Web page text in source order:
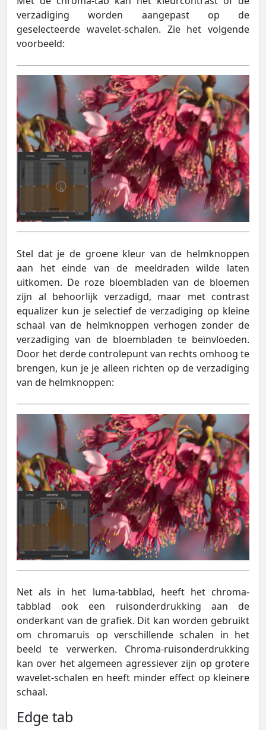
verzadiging worden aangepast op de
geselecteerde wavelet-schalen. Zie het volgende
voorbeeld:
Stel dat je de groene kleur van de helmknoppen
aan het einde van de meeldraden wilde laten
uitkomen. De roze bloembladen van de bloemen
zijn al behoorlijk verzadigd, maar met contrast
equalizer kun je selectief de verzadiging op kleine
schaal van de helmknoppen verhogen zonder de
verzadiging van de bloembladen te beïnvloeden.
Door het derde controlepunt van rechts omhoog te
brengen, kun je je alleen richten op de verzadiging
van de helmknoppen:
Net als in het luma-tabblad, heeft het chroma-
tabblad ook een ruisonderdrukking aan de
onderkant van de grafiek. Dit kan worden gebruikt
om chromaruis op verschillende schalen in het
beeld te verwerken. Chroma-ruisonderdrukking
kan over het algemeen agressiever zijn op grotere
wavelet-schalen en heeft minder effect op kleinere
schaal.
Edge tab